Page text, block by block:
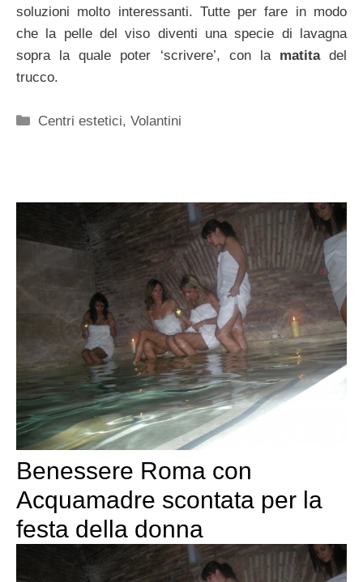
soluzioni molto interessanti. Tutte per fare in modo
che la pelle del viso diventi una specie di lavagna
sopra la quale poter ‘scrivere’, con la matitadel
trucco.
Categorie
Centri estetici,Volantini
Benessere Roma con
Acquamadre scontata per la
festa della donna